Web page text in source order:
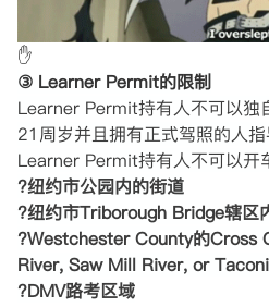
✋
③ Learner Permit的限制
Learner Permit持有人不可以独
21周岁并且拥有正式驾照的人
Learner Permit持有人不可以开
?纽约市公园内的街道
?纽约市Triborough Bridge辖区
?Westchester County的Cross
River, Saw Mill River, or
?DMV路考区域